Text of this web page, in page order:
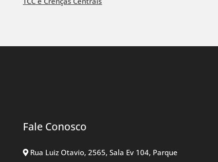
Fale Conosco
Rua Luiz Otavio, 2565, Sala Ev 104, Parque